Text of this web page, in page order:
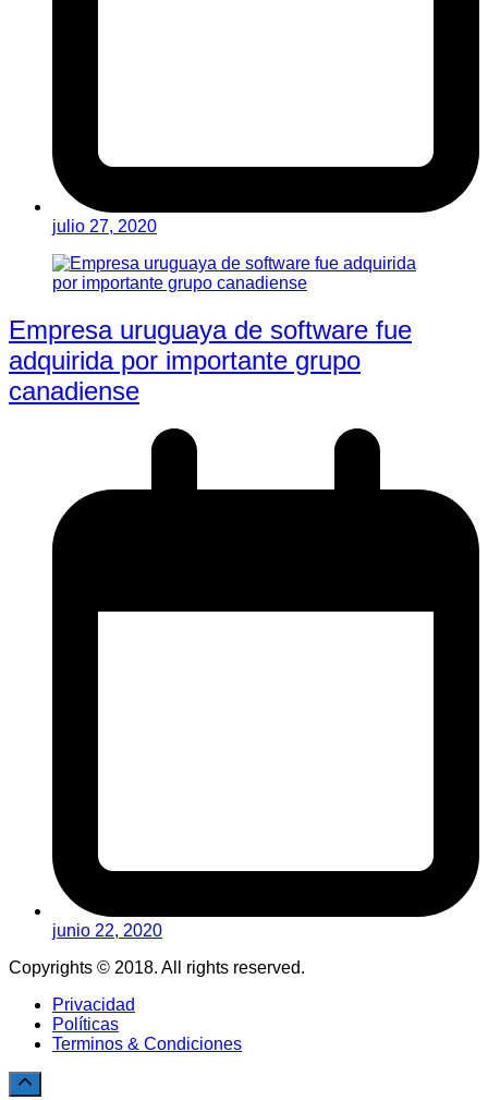
julio 27, 2020
Empresa uruguaya de software fue
adquirida por importante grupo
canadiense
junio 22, 2020
Copyrights © 2018. All rights reserved.
Privacidad
Políticas
Terminos & Condiciones